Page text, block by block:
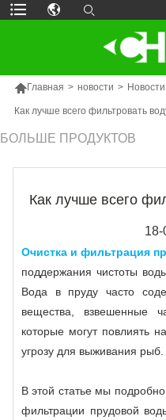
Главная > новости >
Как лучше всего фильтровать
БОЛЬШЕ ПРОДУКТОВ
Как лучше всего
18-
Очистка и фильтрация
поддержания чистоты
Вода в пруду часто
вещества, взвешенные
которые могут повлиять
угрозу для выживания рыб.
В этой статье мы
фильтрации прудовой